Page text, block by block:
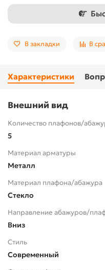
В закладки В
Характеристики
Внешний вид
Количество плафонов/
5
Материал арматуры
Металл
Материал плафона/абажура
Стекло
Направление абажуров/
Вниз
Стиль
Современный